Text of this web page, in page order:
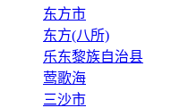
东方市
东方(八所)
乐东黎族自治县
莺歌海
三沙市